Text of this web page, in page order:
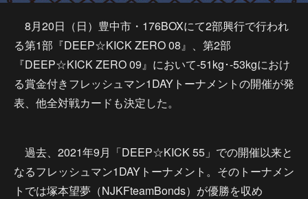
8月20日（日）豊中市・176BOXにて2部興行で行われ
る第1部『DEEP☆KICK ZERO 08』、第2部
『DEEP☆KICK ZERO 09』において-51kg･-53kgにおけ
る賞金付きフレッシュマン1DAYトーナメントの開催が発
表、他全対戦カードも決定した。
過去、2021年9月「DEEP☆KICK 55」での開催以来と
なるフレッシュマン1DAYトーナメント。そのトーナメン
トでは塚本望夢（NJKFteamBonds）が優勝を収め